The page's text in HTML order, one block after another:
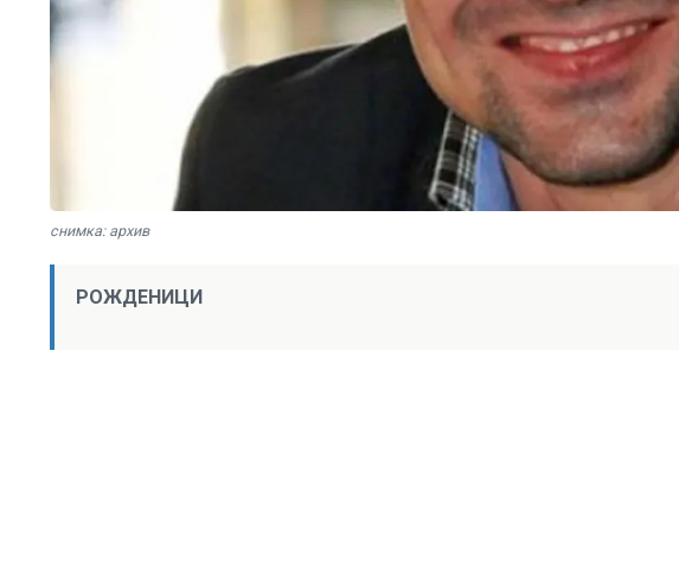
снимка: архив
РОЖДЕНИЦИ